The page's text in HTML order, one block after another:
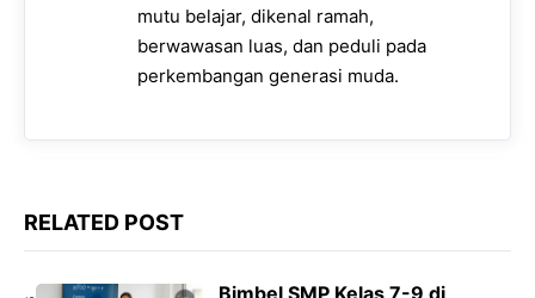
mutu belajar, dikenal ramah,
berwawasan luas, dan peduli pada
perkembangan generasi muda.
RELATED POST
Bimbel SMP Kelas 7-9 di